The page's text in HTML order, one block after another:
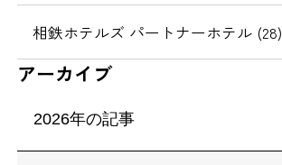
相鉄ホテルズ パートナーホテル (28)
アーカイブ
2026年の記事